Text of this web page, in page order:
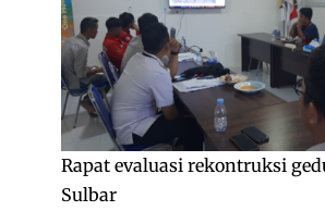
Rapat evaluasi rekontruksi
Sulbar